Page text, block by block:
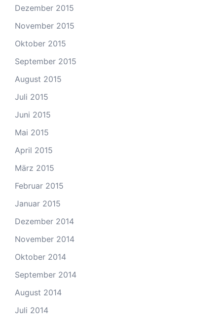
Dezember 2015
November 2015
Oktober 2015
September 2015
August 2015
Juli 2015
Juni 2015
Mai 2015
April 2015
März 2015
Februar 2015
Januar 2015
Dezember 2014
November 2014
Oktober 2014
September 2014
August 2014
Juli 2014